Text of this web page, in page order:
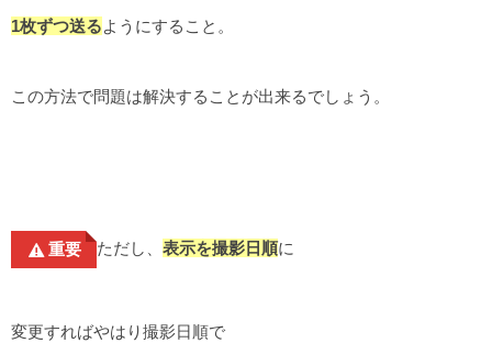
1枚ずつ送るようにすること。
この方法で問題は解決することが出来るでしょう。
重要 ただし、 表示を撮影日順に
変更すればやはり撮影日順で